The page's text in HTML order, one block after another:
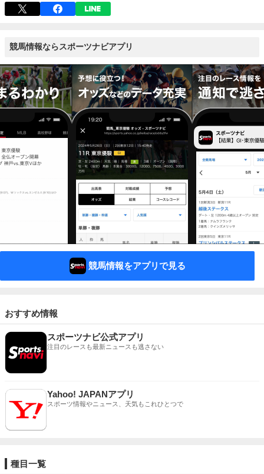
競馬情報ならスポーツナビアプリ
競馬情報をアプリで見る
おすすめ情報
スポーツナビ公式アプリ
注目のレースも最新ニュースも逃さない
Yahoo! JAPANアプリ
スポーツ情報やニュース、天気もこれひとつで
種目一覧